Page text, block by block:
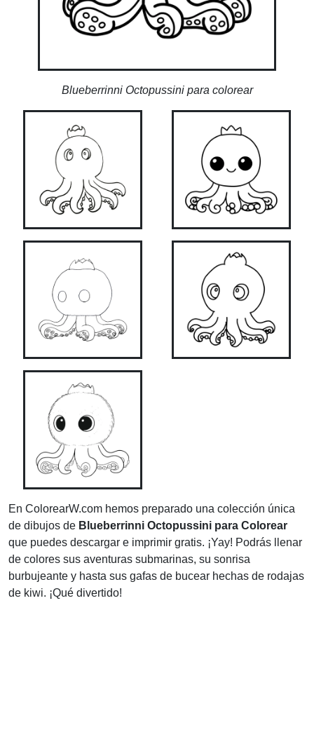
Blueberrinni Octopussini para colorear
En ColorearW.com hemos preparado una colección única
de dibujos de Blueberrinni Octopussini para Colorear
que puedes descargar e imprimir gratis. ¡Yay! Podrás llenar
de colores sus aventuras submarinas, su sonrisa
burbujeante y hasta sus gafas de bucear hechas de rodajas
de kiwi. ¡Qué divertido!